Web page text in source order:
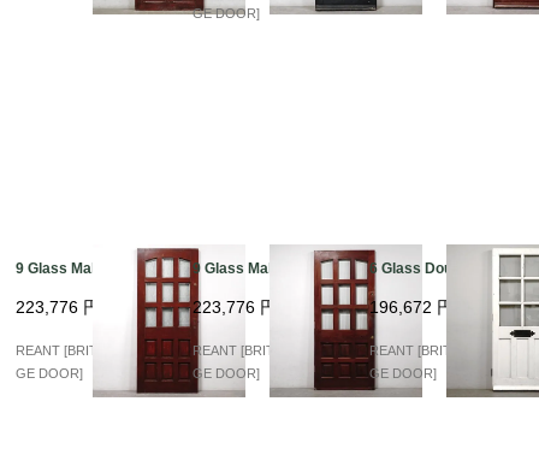
GE DOOR]
9 Glass Mahogany
223,776 円
REANT [BRITISH VINTA
GE DOOR]
9 Glass Mahogany
223,776 円
REANT [BRITISH VINTA
GE DOOR]
6 Glass Double
196,672 円
REANT [BRITISH VINTA
GE DOOR]